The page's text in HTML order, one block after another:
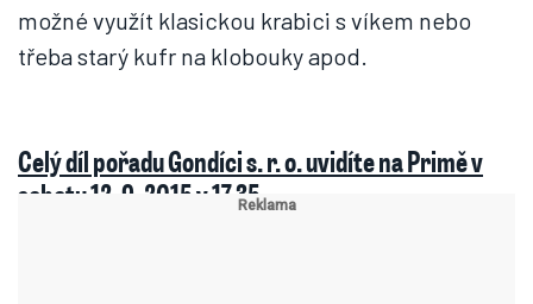
možné využít klasickou krabici s víkem nebo
třeba starý kufr na klobouky apod.
Celý díl pořadu Gondíci s. r. o. uvidíte na Primě v
sobotu 12. 9. 2015 v 17.35.